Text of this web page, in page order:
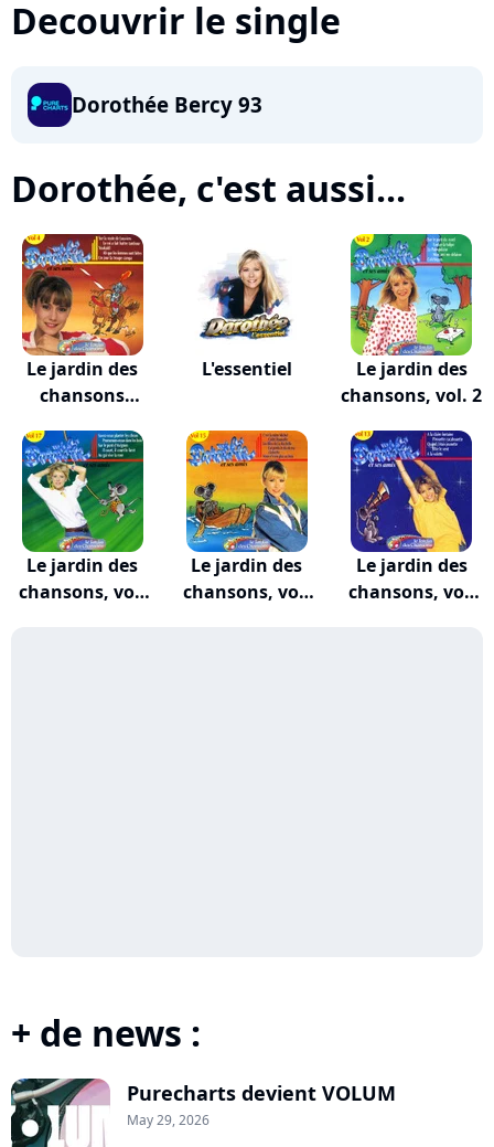
Decouvrir le single
Dorothée Bercy 93
Dorothée, c'est aussi...
Le jardin des
chansons
L'essentiel
Le jardin des
chansons, vol. 2
Le jardin des
chansons, vol.
Le jardin des
chansons, vol.
Le jardin des
chansons, vol.
+ de news :
Purecharts devient VOLUM
May 29, 2026